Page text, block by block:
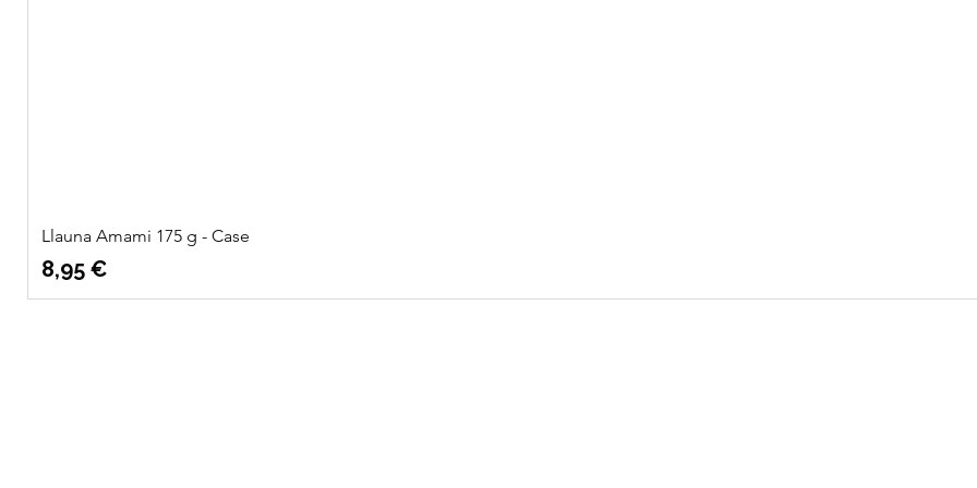
Llauna Amami 175 g - Case
Precio
8,95 €